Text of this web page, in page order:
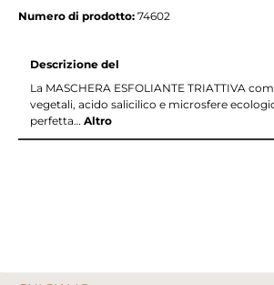
Numero di prodotto: 74602
Descrizione del
La MASCHERA ESFOLIANTE TRIATTIVA
vegetali, acido salicilico e microsfere
perfetta… Altro